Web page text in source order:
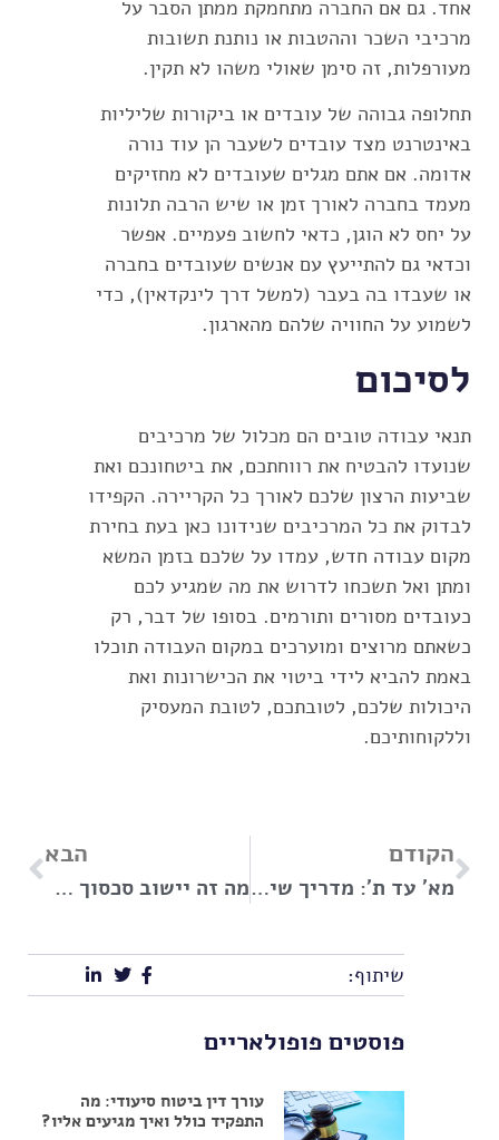
אחד. גם אם החברה מתחמקת ממתן הסבר על
מרכיבי השכר וההטבות או נותנת תשובות
מעורפלות, זה סימן שאולי משהו לא תקין.
תחלופה גבוהה של עובדים או ביקורות שליליות
באינטרנט מצד עובדים לשעבר הן עוד נורה
אדומה. אם אתם מגלים שעובדים לא מחזיקים
מעמד בחברה לאורך זמן או שיש הרבה תלונות
על יחס לא הוגן, כדאי לחשוב פעמיים. אפשר
וכדאי גם להתייעץ עם אנשים שעובדים בחברה
או שעבדו בה בעבר (למשל דרך לינקדאין), כדי
לשמוע על החוויה שלהם מהארגון.
לסיכום
תנאי עבודה טובים הם מכלול של מרכיבים
שנועדו להבטיח את רווחתכם, את ביטחונכם ואת
שביעות הרצון שלכם לאורך כל הקריירה. הקפידו
לבדוק את כל המרכיבים שנידונו כאן בעת בחירת
מקום עבודה חדש, עמדו על שלכם בזמן המשא
ומתן ואל תשכחו לדרוש את מה שמגיע לכם
כעובדים מסורים ותורמים. בסופו של דבר, רק
כשאתם מרוצים ומוערכים במקום העבודה תוכלו
באמת להביא לידי ביטוי את הכישרונות ואת
היכולות שלכם, לטובתכם, לטובת המעסיק
וללקוחותיכם.
הקודם
מא' עד ת': מדריך שילמד אתכם איך להקים עסק משפטי
הבא
מה זה יישוב סכסוך במשפחה? המדריך המלא
שיתוף:
פוסטים פופולאריים
עורך דין ביטוח סיעודי: מה
התפקיד כולל ואיך מגיעים אליו?